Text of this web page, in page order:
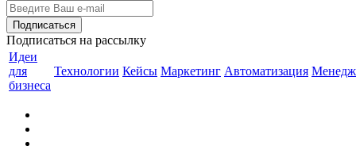
Подписаться на рассылку
Идеи
для
бизнеса
Технологии Кейсы Маркетинг Автоматизация